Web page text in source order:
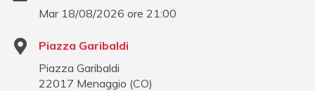
Mar 18/08/2026 ore 21:00
Piazza Garibaldi
Piazza Garibaldi
22017 Menaggio (CO)